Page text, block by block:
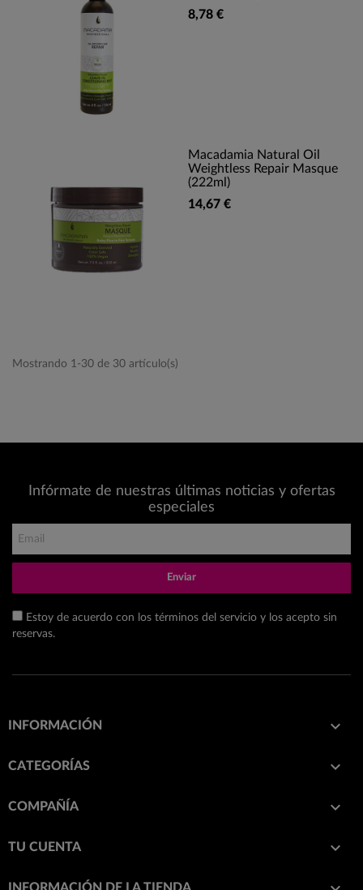
8,78 €
Macadamia Natural Oil
Weightless Repair Masque
(222ml)
14,67 €
Mostrando 1-30 de 30 artículo(s)
Infórmate de nuestras últimas noticias y ofertas
especiales
Enviar
Estoy de acuerdo con los términos del servicio y los acepto sin
reservas.
INFORMACIÓN 
CATEGORÍAS 
COMPAÑÍA 
TU CUENTA 